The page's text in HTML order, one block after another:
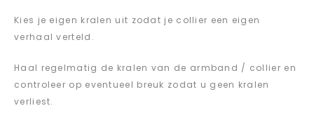
Kies je eigen kralen uit zodat je collier een eigen
verhaal verteld.
Haal regelmatig de kralen van de armband / collier en
controleer op eventueel breuk zodat u geen kralen
verliest.